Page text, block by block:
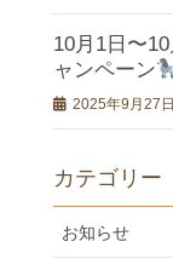
10月1日〜
ャンペーン
2025年9月27日
カテゴリー
お知らせ